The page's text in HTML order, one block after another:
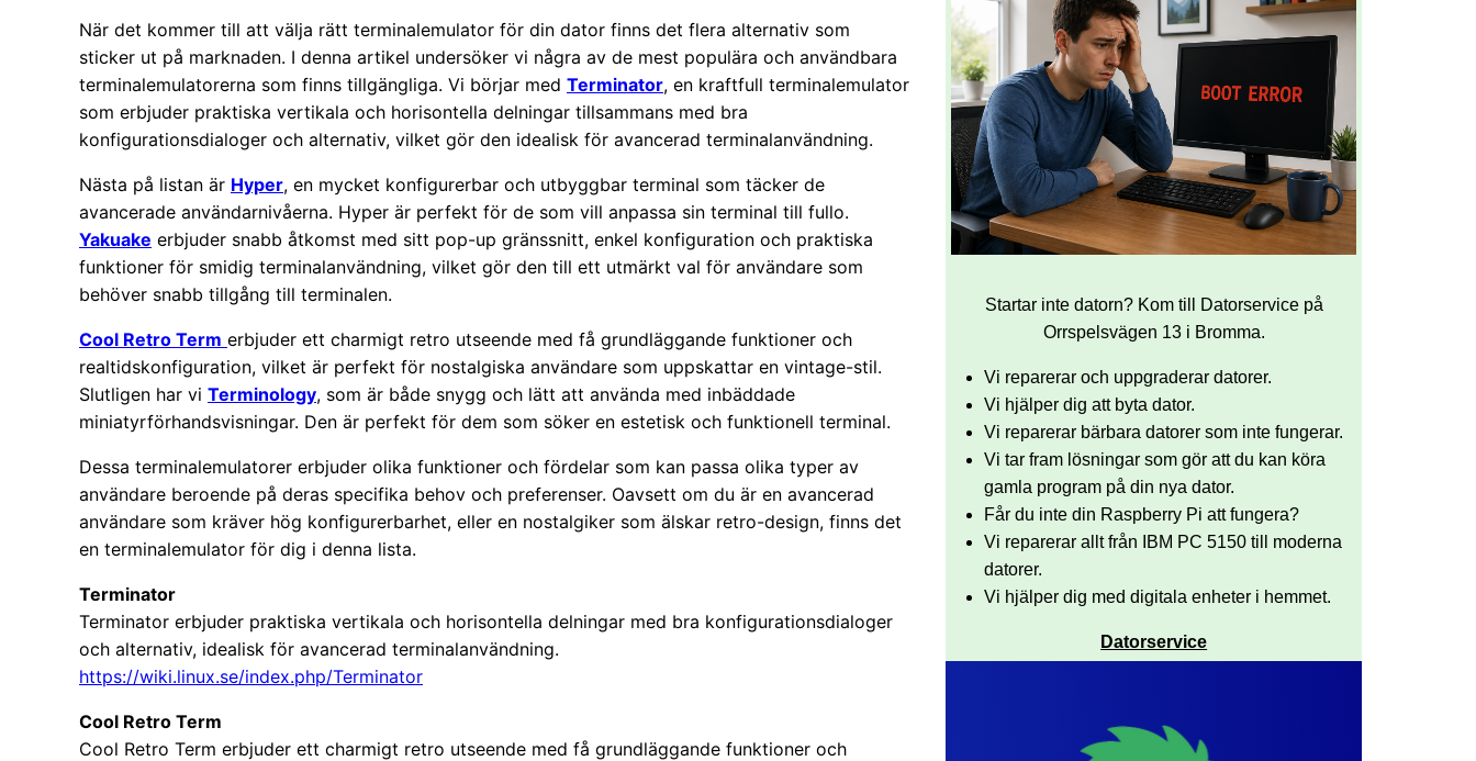
När det kommer till att välja rätt terminalemulator för din dator finns det flera alternativ som
sticker ut på marknaden. I denna artikel undersöker vi några av de mest populära och användbara
terminalemulatorerna som finns tillgängliga. Vi börjar med Terminator, en kraftfull terminalemulator
som erbjuder praktiska vertikala och horisontella delningar tillsammans med bra
konfigurationsdialoger och alternativ, vilket gör den idealisk för avancerad terminalanvändning.
Nästa på listan är Hyper, en mycket konfigurerbar och utbyggbar terminal som täcker de
avancerade användarnivåerna. Hyper är perfekt för de som vill anpassa sin terminal till fullo.
Yakuake erbjuder snabb åtkomst med sitt pop-up gränssnitt, enkel konfiguration och praktiska
funktioner för smidig terminalanvändning, vilket gör den till ett utmärkt val för användare som
behöver snabb tillgång till terminalen.
Cool Retro Term erbjuder ett charmigt retro utseende med få grundläggande funktioner och
realtidskonfiguration, vilket är perfekt för nostalgiska användare som uppskattar en vintage-stil.
Slutligen har vi Terminology, som är både snygg och lätt att använda med inbäddade
miniatyrförhandsvisningar. Den är perfekt för dem som söker en estetisk och funktionell terminal.
Dessa terminalemulatorer erbjuder olika funktioner och fördelar som kan passa olika typer av
användare beroende på deras specifika behov och preferenser. Oavsett om du är en avancerad
användare som kräver hög konfigurerbarhet, eller en nostalgiker som älskar retro-design, finns det
en terminalemulator för dig i denna lista.
Terminator
Terminator erbjuder praktiska vertikala och horisontella delningar med bra konfigurationsdialoger
och alternativ, idealisk för avancerad terminalanvändning.
https://wiki.linux.se/index.php/Terminator
Cool Retro Term
Cool Retro Term erbjuder ett charmigt retro utseende med få grundläggande funktioner och
Startar inte datorn? Kom till Datorservice på
Orrspelsvägen 13 i Bromma.
Vi reparerar och uppgraderar datorer.
Vi hjälper dig att byta dator.
Vi reparerar bärbara datorer som inte fungerar.
Vi tar fram lösningar som gör att du kan köra
gamla program på din nya dator.
Får du inte din Raspberry Pi att fungera?
Vi reparerar allt från IBM PC 5150 till moderna
datorer.
Vi hjälper dig med digitala enheter i hemmet.
Datorservice